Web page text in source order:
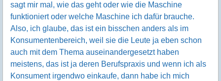
sagt mir mal, wie das geht oder wie die Maschine
funktioniert oder welche Maschine ich dafür brauche.
Also, ich glaube, das ist ein bisschen anders als im
Konsumentenbereich, weil sie die Leute ja eben schon
auch mit dem Thema auseinandergesetzt haben
meistens, das ist ja deren Berufspraxis und wenn ich als
Konsument irgendwo einkaufe, dann habe ich mich